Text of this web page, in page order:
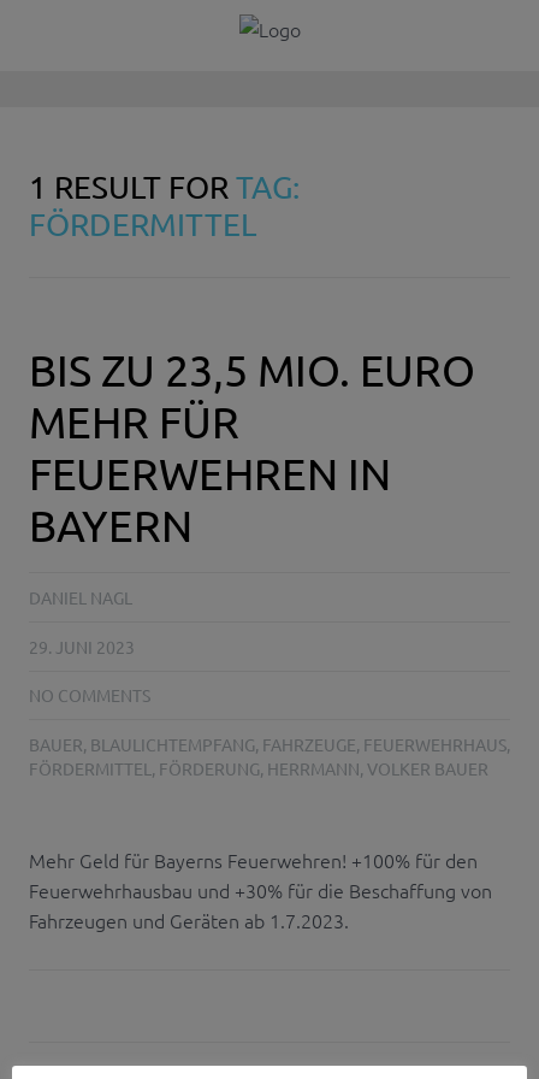
1 RESULT FORTAG:
FÖRDERMITTEL
BIS ZU 23,5 MIO. EURO
MEHR FÜR
FEUERWEHREN IN
BAYERN
DANIEL NAGL
29. JUNI 2023
NO COMMENTS
BAUER, BLAULICHTEMPFANG, FAHRZEUGE, FEUERWEHRHAUS,
FÖRDERMITTEL , FÖRDERUNG, HERRMANN, VOLKER BAUER
Mehr Geld für Bayerns Feuerwehren! +100% für den
Feuerwehrhausbau und +30% für die Beschaffung von
Fahrzeugen und Geräten ab 1.7.2023.